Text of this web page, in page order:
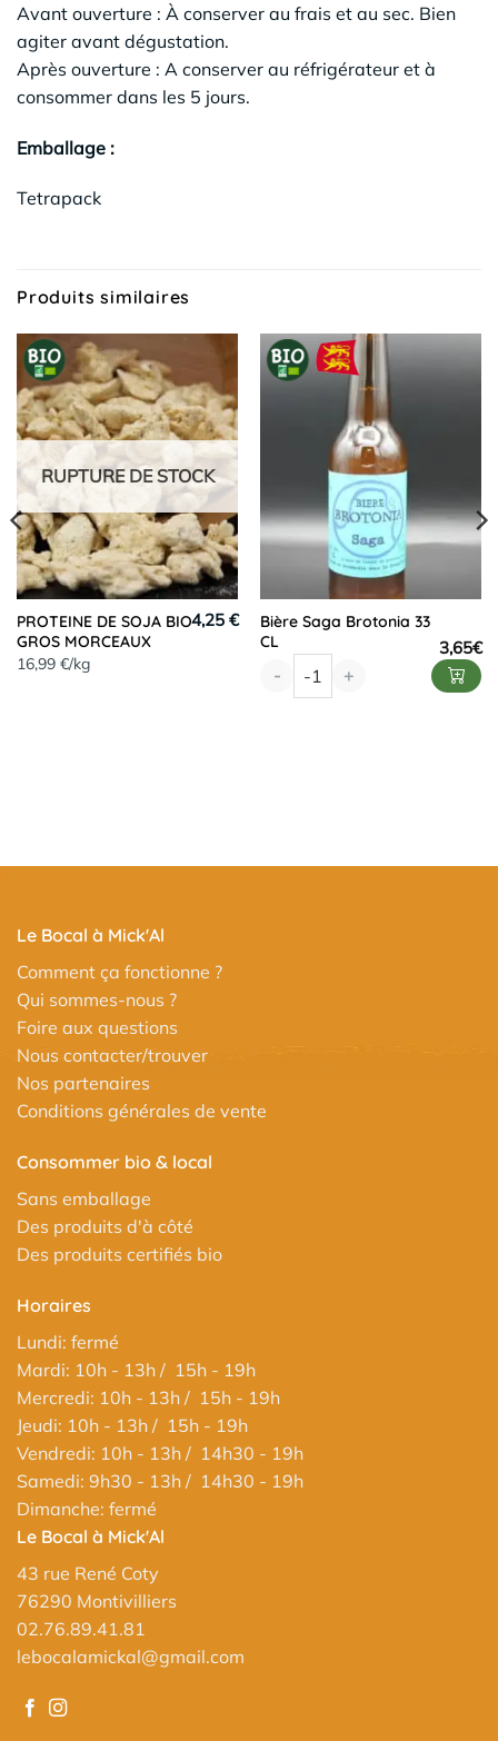
Avant ouverture : À conserver au frais et au sec. Bien
agiter avant dégustation.
Après ouverture : A conserver au réfrigérateur et à
consommer dans les 5 jours.
Emballage :
Tetrapack
Produits similaires
RUPTURE DE STOCK
PROTEINE DE SOJA BIO
GROS MORCEAUX
16,99 €/kg
4,25 €
Bière Saga Brotonia 33
CL
3,65€
-
+
Le Bocal à Mick'Al
Comment ça fonctionne ?
Qui sommes-nous ?
Foire aux questions
Nous contacter/trouver
Nos partenaires
Conditions générales de vente
Consommer bio & local
Sans emballage
Des produits d'à côté
Des produits certifiés bio
Horaires
Lundi: fermé
Mardi: 10h - 13h / 15h - 19h
Mercredi: 10h - 13h / 15h - 19h
Jeudi: 10h - 13h / 15h - 19h
Vendredi: 10h - 13h / 14h30 - 19h
Samedi: 9h30 - 13h / 14h30 - 19h
Dimanche: fermé
Le Bocal à Mick'Al
43 rue René Coty
76290 Montivilliers
02.76.89.41.81
lebocalamickal@gmail.com